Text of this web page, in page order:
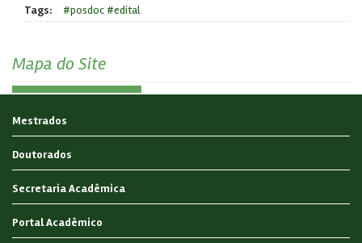
Tags: #posdoc #edital
Mapa do Site
Mestrados
Doutorados
Secretaria Acadêmica
Portal Acadêmico